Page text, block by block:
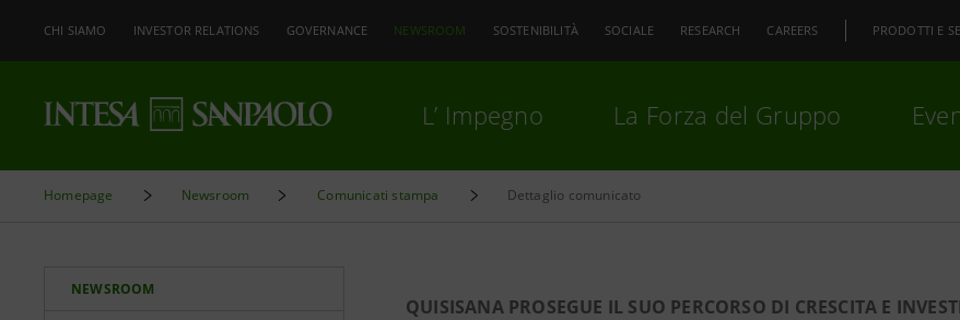
CHI SIAMO INVESTOR RELATIONS GOVERNANCE NEWSROOM SOSTENIBILITÀ SOCIALE RESEARCH CAREERS PRODOTTI E
L’ Impegno La Forza del Gruppo
Homepage Newsroom Comunicati stampa Dettaglio comunicato
NEWSROOM
QUISISANA PROSEGUE IL SUO PERCORSO DI CRESCITA E